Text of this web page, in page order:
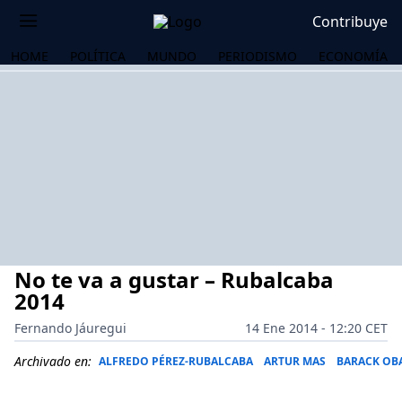
Contribuye
HOME POLÍTICA MUNDO PERIODISMO ECONOMÍA
No te va a gustar – Rubalcaba
2014
Fernando Jáuregui
14 Ene 2014 - 12:20 CET
Archivado en: ALFREDO PÉREZ-RUBALCABA ARTUR MAS BARACK